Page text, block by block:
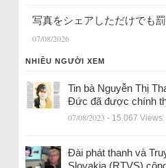
写真をシェアしただけでも
07/08/2026
NHIỀU NGƯỜI XEM
Tin bà Nguyễn Thị
Đức đã được chính
07/08/2023 - 15.067 Views
Đài phát thanh và
Slovakia (RTVS)